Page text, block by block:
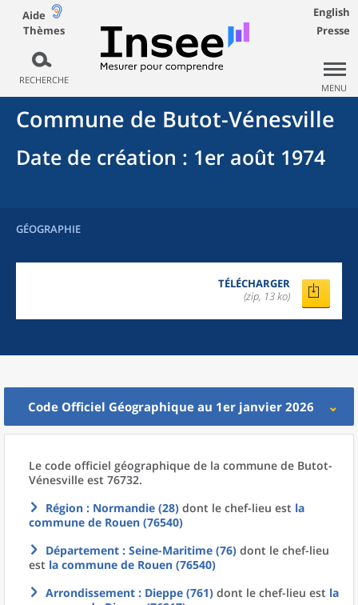
Aide
Thèmes
RECHERCHE
English
Presse
MENU
Commune de Butot-Vénesville
Date de création : 1er août 1974
GÉOGRAPHIE
TÉLÉCHARGER
(zip, 13 ko)
Code Officiel Géographique au 1er janvier 2026
Le code officiel géographique de la commune de Butot-
Vénesville est 76732.
Région : Normandie (28) dont le chef-lieu est la
commune de Rouen (76540)
Département : Seine-Maritime (76) dont le chef-lieu
est la commune de Rouen (76540)
Arrondissement : Dieppe (761) dont le chef-lieu est la